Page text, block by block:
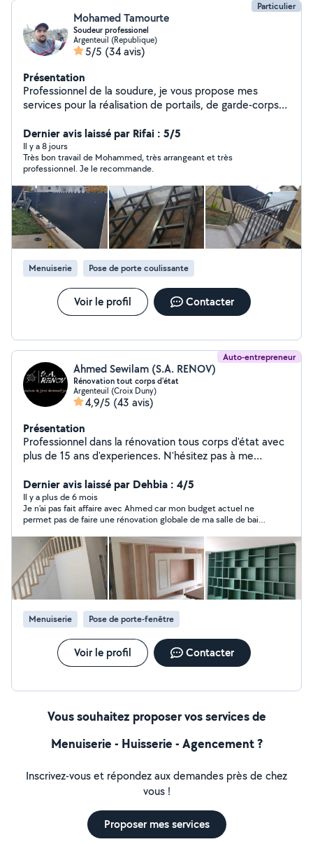
Particulier
Mohamed Tamourte
Soudeur professionel
Argenteuil (Republique)
5/5 (34 avis)
Présentation
Professionnel de la soudure, je vous propose mes
services pour la réalisation de portails, de garde-corps
savoir-faire éprouvé.
Dernier avis laissé par Rifai : 5/5
Il y a 8 jours
Très bon travail de Mohammed, très arrangeant et très
professionnel. Je le recommande.
Menuiserie Pose de porte coulissante
Voir le profil Contacter
Auto-entrepreneur
Ahmed Sewilam (S.A. RENOV)
Rénovation tout corps d'état
Argenteuil (Croix Duny)
4,9/5 (43 avis)
Présentation
Professionnel dans la rénovation tous corps d'état avec
plus de 15 ans d'experiences. N'hésitez pas à me
Dernier avis laissé par Dehbia : 4/5
Il y a plus de 6 mois
Je n’ai pas fait affaire avec Ahmed car mon budget actuel ne
permet pas de faire une rénovation globale de ma salle de bain
partagé son expertise concernant mon projet.
Menuiserie Pose de porte-fenêtre
Voir le profil Contacter
Vous souhaitez proposer vos services de
Menuiserie - Huisserie - Agencement ?
Inscrivez-vous et répondez aux demandes près de chez
vous !
Proposer mes services